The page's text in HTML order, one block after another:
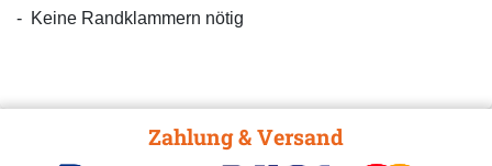
- Keine Randklammern nötig
Zahlung & Versand